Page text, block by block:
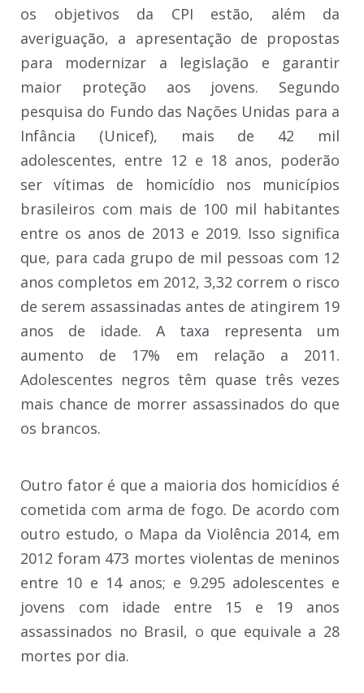
os objetivos da CPI estão, além da
averiguação, a apresentação de propostas
para modernizar a legislação e garantir
maior proteção aos jovens. Segundo
pesquisa do Fundo das Nações Unidas para a
Infância (Unicef), mais de 42 mil
adolescentes, entre 12 e 18 anos, poderão
ser vítimas de homicídio nos municípios
brasileiros com mais de 100 mil habitantes
entre os anos de 2013 e 2019. Isso significa
que, para cada grupo de mil pessoas com 12
anos completos em 2012, 3,32 correm o risco
de serem assassinadas antes de atingirem 19
anos de idade. A taxa representa um
aumento de 17% em relação a 2011.
Adolescentes negros têm quase três vezes
mais chance de morrer assassinados do que
os brancos.
Outro fator é que a maioria dos homicídios é
cometida com arma de fogo. De acordo com
outro estudo, o Mapa da Violência 2014, em
2012 foram 473 mortes violentas de meninos
entre 10 e 14 anos; e 9.295 adolescentes e
jovens com idade entre 15 e 19 anos
assassinados no Brasil, o que equivale a 28
mortes por dia.